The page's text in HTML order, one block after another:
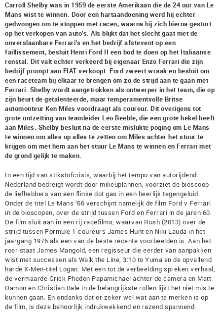
Carroll Shelby was in 1959 de eerste Amerikaan die de 24 uur van Le
Mans wist te winnen. Door een hartaandoening werd hij echter
gedwongen om te stoppen met racen, waarna hij zich hierna gestort
op het verkopen van auto’s. Als blijkt dat het slecht gaat met de
onverslaanbare Ferrari’s en het bedrijf afstevent op een
faillissement, besluit Henri Ford II een bod te doen op het Italiaanse
renstal. Dit valt echter verkeerd bij eigenaar Enzo Ferrari die zijn
bedrijf prompt aan FIAT verkoopt. Ford zweert wraak en besluit om
een raceteam bij elkaar te brengen om zo de strijd aan te gaan met
Ferrari. Shelby wordt aangetrokken als ontwerper in het team, die op
zijn beurt de getalenteerde, maar temperamentvolle Britse
automonteur Ken Miles voordraagt als coureur. Dit overigens tot
grote ontzetting van teamleider Leo Beeble, die een grote hekel heeft
aan Miles. Shelby besluit na de eerste mislukte poging om Le Mans
te winnen om alles op alles te zetten om Miles achter het stuur te
krijgen om met hem aan het stuur Le Mans te winnen en Ferrari met
de grond gelijk te maken.
In een tijd van stikstofcrisis, waarbij het tempo van autorijdend
Nederland bedreigt wordt door milieuplannen, voorziet de bioscoop
de liefhebbers van een flinke dot gas in een heerlijk tegengeluid.
Onder de titel Le Mans ’66 verschijnt namelijk de film Ford v Ferrari
in de bioscopen, over de strijd tussen Ford en Ferrari in de jaren 60.
De film sluit aan in een rij racefilms, waarvan Rush (2013) over de
strijd tussen Formule 1-coureurs James Hunt en Niki Lauda in het
jaargang 1976 als een van de beste recente voorbeelden is. Aan het
roer staat James Mangold, een regisseur die eerder van aanpakken
wist met successen als Walk the Line, 3:10 to Yuma en de opvallend
harde X-Men-titel Logan. Met een tot de verbeelding spreken verhaal,
de vermaarde Griek Phedon Papamichael achter de camera en Matt
Damon en Christian Bale in de belangrijkste rollen lijkt het niet mis te
kunnen gaan. En ondanks dat er zeker wel wat aan te merken is op
de film, is deze behoorlijk indrukwekkend en razend spannend.